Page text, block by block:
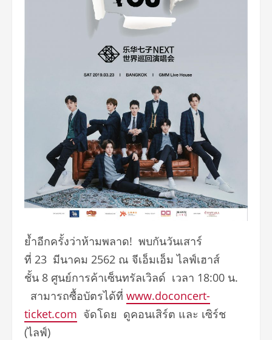
ย้ำอีกครั้งว่าห้ามพลาด! พบกันวันเสาร์
ที่ 23 มีนาคม 2562 ณ จีเอ็มเอ็ม ไลฟ์เฮาส์
ชั้น 8 ศูนย์การค้าเซ็นทรัลเวิลด์ เวลา 18:00 น.​
สามารถซื้อบัตรได้ที่ www.doconcert-
ticket.com จัดโดย ดูคอนเสิร์ต และ เซิร์ช
(ไลฟ์)